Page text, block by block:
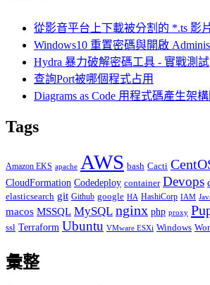
從影音平台上下載被分割的 *.ts 影
Windows10 重置密碼與開啟
Hydra 暴力破解密碼工具 - 實戰測試
查詢Port被哪個程式占用
Diagrams as Code 用程式碼產生架構
Tags
Amazon EKS apache AWS bash Cacti
CloudFormation Codedeploy container Devops
elasticsearch git Github google HA HashiCorp IAM
macos MSSQL MySQL nginx php proxy
ssl Terraform Ubuntu VMware ESXi Windows
彙整